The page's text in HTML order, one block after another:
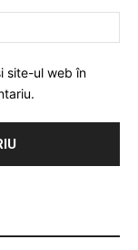
site-ul web în